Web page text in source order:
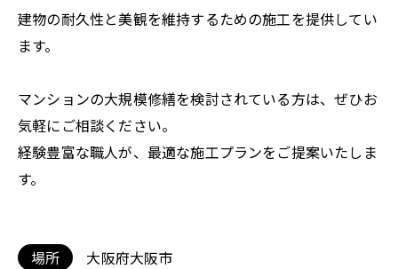
建物の耐久性と美観を維持するための施工を提供してい
ます。
マンションの大規模修繕を検討されている方は、ぜひお
気軽にご相談ください。
経験豊富な職人が、最適な施工プランをご提案いたしま
す。
場所
大阪府大阪市